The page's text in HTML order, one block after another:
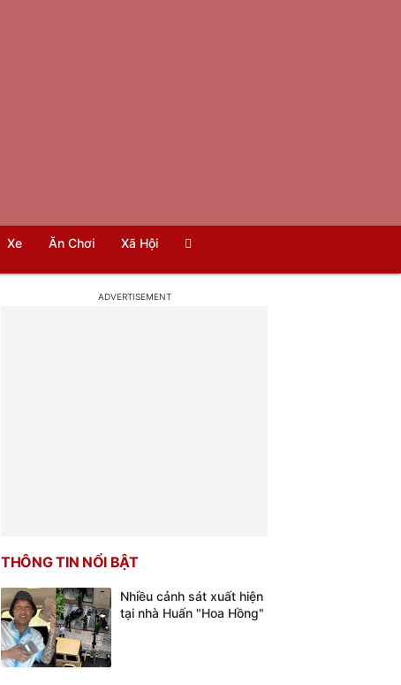
Xe Ăn Chơi Xã Hội
THÔNG TIN NỔI BẬT
Nhiều cảnh sát xuất hiện
tại nhà Huấn "Hoa Hồng"